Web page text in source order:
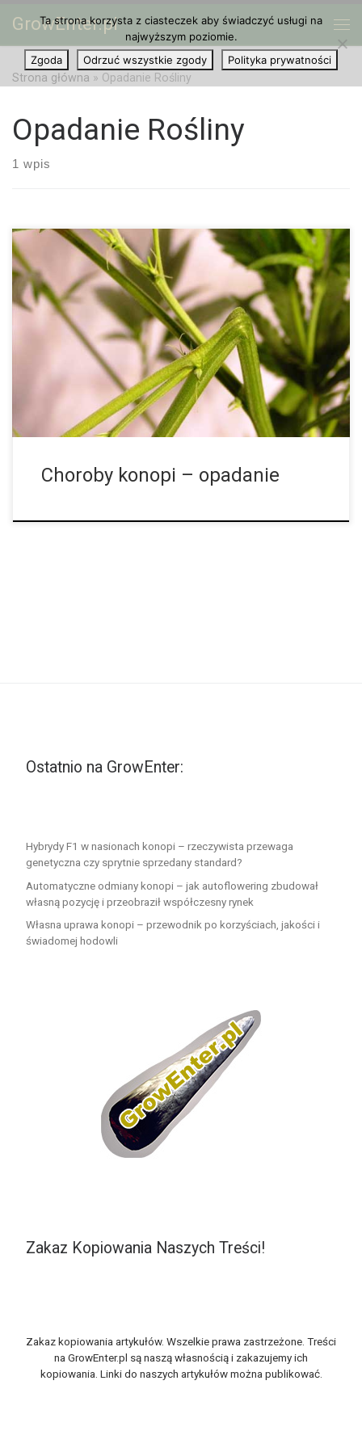
Przejdź do treści
GrowEnter.pl
Strona główna » Opadanie Rośliny
Opadanie Rośliny
1 wpis
Choroba ta występuje też pod nazwami Fusarium oxysporum
albo Pythium debaryanum SYMPTOMY: Choroba ta objawia się
tym, że młode sadzonki, które kilka dni wcześniej wykiełkowały i
mają kilka centymetrów wielkości, […]
Choroby konopi – opadanie
Ostatnio na GrowEnter:
Hybrydy F1 w nasionach konopi – rzeczywista przewaga
genetyczna czy sprytnie sprzedany standard?
Automatyczne odmiany konopi – jak autoflowering zbudował
własną pozycję i przeobraził współczesny rynek
Własna uprawa konopi – przewodnik po korzyściach, jakości i
świadomej hodowli
Zakaz Kopiowania Naszych Treści!
Zakaz kopiowania artykułów. Wszelkie prawa zastrzeżone. Treści
na GrowEnter.pl są naszą własnością i zakazujemy ich
kopiowania. Linki do naszych artykułów można publikować.
Ta strona korzysta z ciasteczek aby świadczyć usługi na
najwyższym poziomie.
Zgoda
Odrzuć wszystkie zgody Polityka prywatności